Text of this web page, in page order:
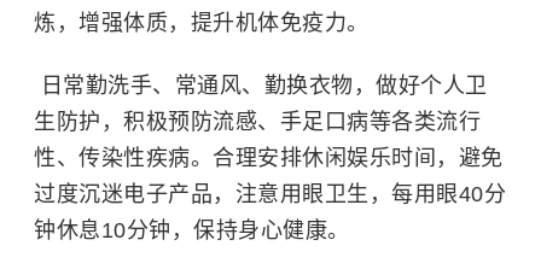
炼，增强体质，提升机体免疫力。
日常勤洗手、常通风、勤换衣物，做好个人卫
生防护，积极预防流感、 手足口病等各类流行
性、传染性疾病。合理安排休闲娱乐时间，避免
过度沉迷电子产品，注意用眼卫生，每用眼40分
钟休息10分钟，保持身心健康。